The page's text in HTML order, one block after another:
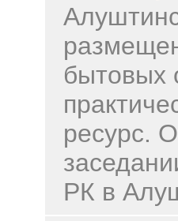
бытовых
ресурс.
РК в